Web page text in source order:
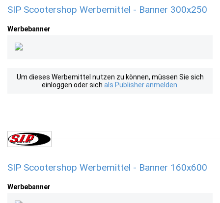
SIP Scootershop Werbemittel - Banner 300x250
Werbebanner
Um dieses Werbemittel nutzen zu können, müssen Sie sich
einloggen oder sich als Publisher anmelden
SIP Scootershop Werbemittel - Banner 160x600
Werbebanner